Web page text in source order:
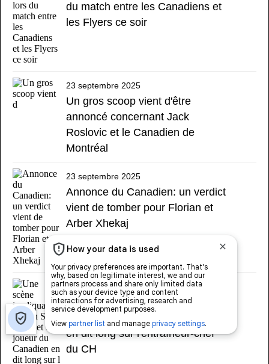
du match entre les Canadiens et
les Flyers ce soir
23 septembre 2025
Un gros scoop vient d'être
annoncé concernant Jack
Roslovic et le Canadien de
Montréal
23 septembre 2025
Annonce du Canadien: un verdict
vient de tomber pour Florian et
Arber Xhekaj
23 septembre 2025
Une scène impliquant Martin St-
Louis et un joueur du Canadien
en dit long sur l'entraîneur-chef
du CH